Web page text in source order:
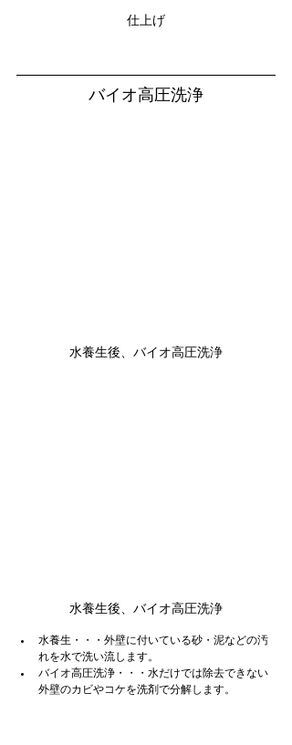
仕上げ
バイオ高圧洗浄
水養生後、バイオ高圧洗浄
水養生後、バイオ高圧洗浄
水養生・・・外壁に付いている砂・泥などの汚
れを水で洗い流します。
バイオ高圧洗浄・・・水だけでは除去できない
外壁のカビやコケを洗剤で分解します。